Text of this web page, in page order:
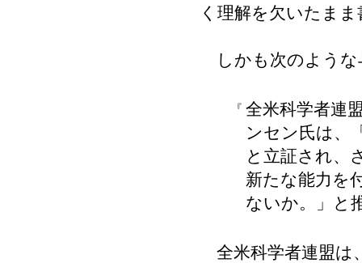
く理解を欠いたま
しかも次のような
『 全米科学者連
ンセン氏は、
と立証され、
新たな能力を
ないか。」と
全米科学者連盟は